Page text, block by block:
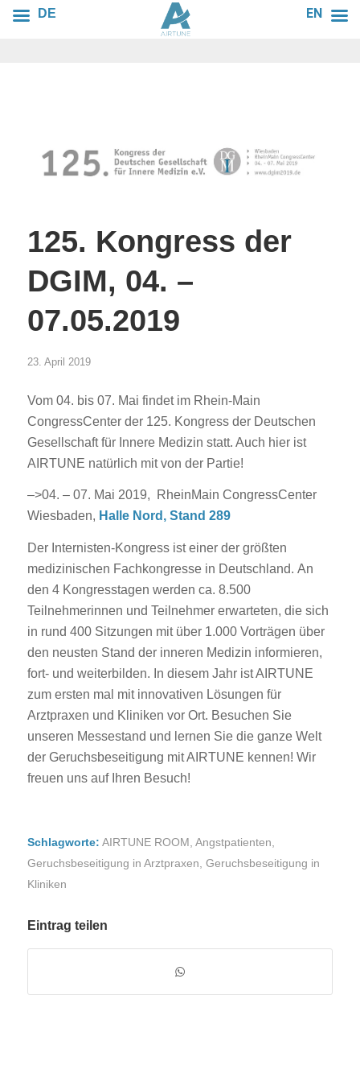
125. Kongress der
DGIM, 04. –
07.05.2019
23. April 2019
Vom 04. bis 07. Mai findet im Rhein-Main
CongressCenter der 125. Kongress der Deutschen
Gesellschaft für Innere Medizin statt. Auch hier ist
AIRTUNE natürlich mit von der Partie!
–>04. – 07. Mai 2019, RheinMain CongressCenter
Wiesbaden, Halle Nord, Stand 289
Der Internisten-Kongress ist einer der größten
medizinischen Fachkongresse in Deutschland. An
den 4 Kongresstagen werden ca. 8.500
Teilnehmerinnen und Teilnehmer erwarteten, die sich
in rund 400 Sitzungen mit über 1.000 Vorträgen über
den neusten Stand der inneren Medizin informieren,
fort- und weiterbilden. In diesem Jahr ist AIRTUNE
zum ersten mal mit innovativen Lösungen für
Arztpraxen und Kliniken vor Ort. Besuchen Sie
unseren Messestand und lernen Sie die ganze Welt
der Geruchsbeseitigung mit AIRTUNE kennen! Wir
freuen uns auf Ihren Besuch!
Schlagworte: AIRTUNE ROOM Angstpatienten
Geruchsbeseitigung in Arztpraxen Geruchsbeseitigung in
Kliniken
Eintrag teilen
DE EN